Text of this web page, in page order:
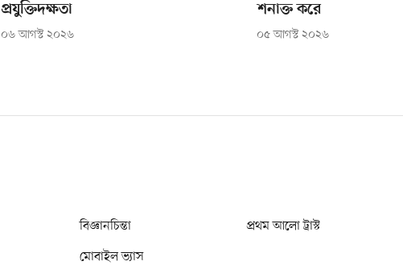
প্রযুক্তিদক্ষতা
০৬ আগস্ট ২০২৬
শনাক্ত করে
০৫ আগস্ট ২০২৬
বিজ্ঞানচিন্তা প্রথম আলো ট্রাস্ট
মোবাইল ভ্যাস